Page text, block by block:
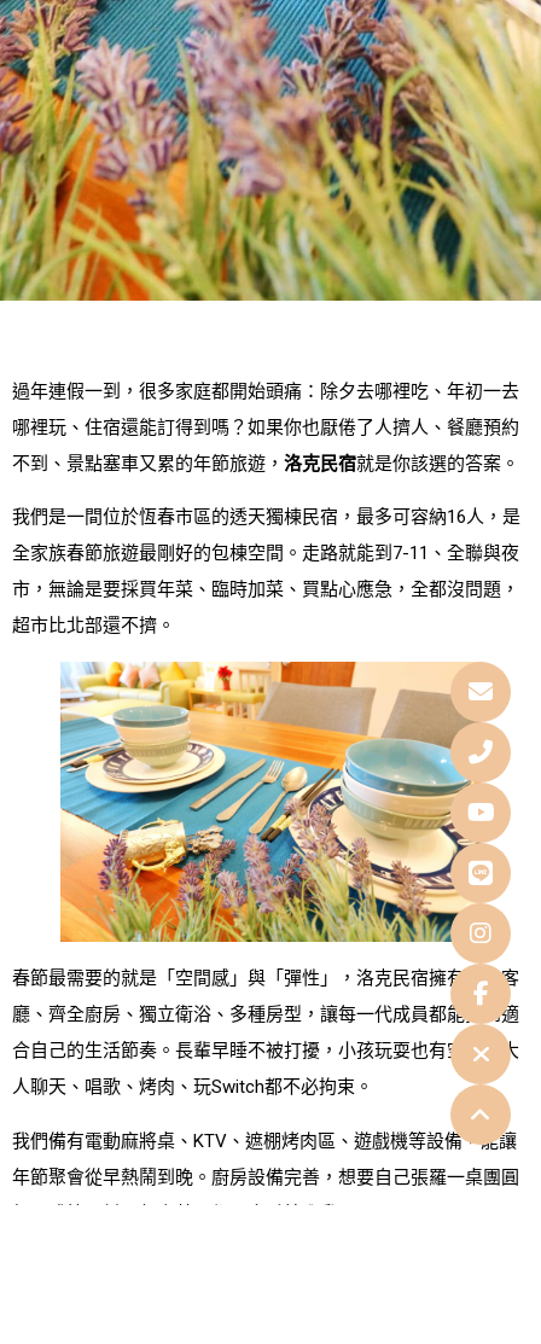
過年連假一到，很多家庭都開始頭痛：除夕去哪裡吃、年初一去
哪裡玩、住宿還能訂得到嗎？如果你也厭倦了人擠人、餐廳預約
不到、景點塞車又累的年節旅遊， 洛克民宿就是你該選的答案。
我們是一間位於恆春市區的透天獨棟民宿，最多可容納16人，是
全家族春節旅遊最剛好的包棟空間。走路就能到7-11、全聯與夜
市，無論是要採買年菜、臨時加菜、買點心應急，全都沒問題，
超市比北部還不擠。
春節最需要的就是「空間感」與「彈性」，洛克民宿擁有寬敞客
廳、齊全廚房、獨立衛浴、多種房型，讓每一代成員都能找到適
合自己的生活節奏。長輩早睡不被打擾，小孩玩耍也有空間，大
人聊天、唱歌、烤肉、玩Switch都不必拘束。
我們備有電動麻將桌、KTV、遮棚烤肉區、遊戲機等設備，能讓
年節聚會從早熱鬧到晚。廚房設備完善，想要自己張羅一桌團圓